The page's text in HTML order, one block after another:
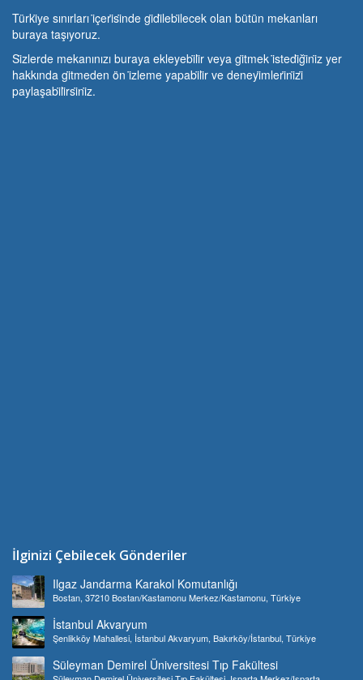
Türki̇ye sınırları i̇çeri̇si̇nde gi̇di̇lebi̇lecek olan bütün mekanları
buraya taşıyoruz.
Si̇zlerde mekanınızı buraya ekleyebi̇li̇r veya gi̇tmek i̇stedi̇ği̇ni̇z yer
hakkında gi̇tmeden ön i̇zleme yapabi̇li̇r ve deneyi̇mleri̇ni̇zi̇
paylaşabi̇li̇rsi̇ni̇z.
İlginizi Çebilecek Gönderiler
Ilgaz Jandarma Karakol Komutanlığı
Bostan, 37210 Bostan/Kastamonu Merkez/Kastamonu, Türkiye
İstanbul Akvaryum
Şenlikköy Mahallesi, İstanbul Akvaryum, Bakırköy/İstanbul, Türkiye
Süleyman Demirel Üniversitesi Tıp Fakültesi